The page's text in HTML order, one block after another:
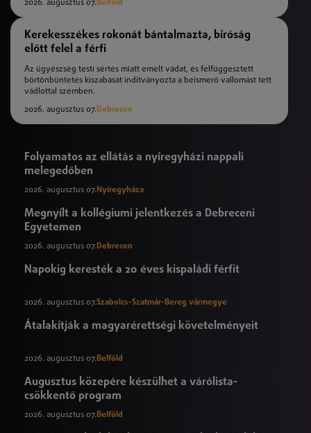
2026. augusztus 07.Belföld
Kerekesszékes rokonát bántalmazta, bíróság
előtt felel a férfi
Az ügyészség testi sértés miatt emelt vádat, és felfüggesztett
börtönbüntetés kiszabását indítványozta a beismerő vallomást tett
vádlottal szemben.
2026. augusztus 07.Debrecen
Folyamatos az ellátás a nyíregyházi nappali
melegedőben
2026. augusztus 07. Nyíregyháza
Megnyílt a kollégiumi jelentkezés a Debreceni
Egyetemen
2026. augusztus 07.Debrecen
Napokig keresték a 20 éves kispaládi férfit
2026. augusztus 07.Szabolcs-Szatmár-Bereg vármegye
Átalakítják a magyarérettségi követelményeit
2026. augusztus 07.Belföld
Augusztus közepére készülhet a várólista-
csökkentő program
2026. augusztus 07.Belföld